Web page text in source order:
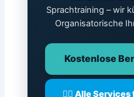
Sprachtraining – wir
Organisatorische
Kostenlose
👩‍⚕️ Alle